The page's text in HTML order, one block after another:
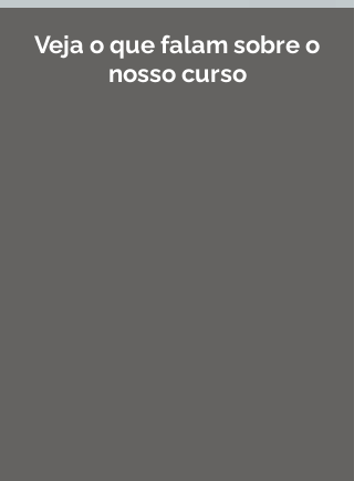
Veja o que falam sobre o
nosso curso